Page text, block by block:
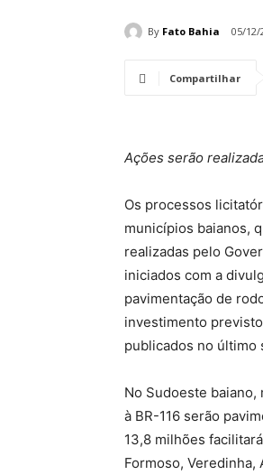
By Fato Bahia 05/12/
Compartilhar
Ações serão
Os processos
municípios baianos,
realizadas pelo
iniciados com a
pavimentação de
investimento
publicados no último
No Sudoeste
à BR-116 serão
13,8 milhões
Formoso, Veredinha,